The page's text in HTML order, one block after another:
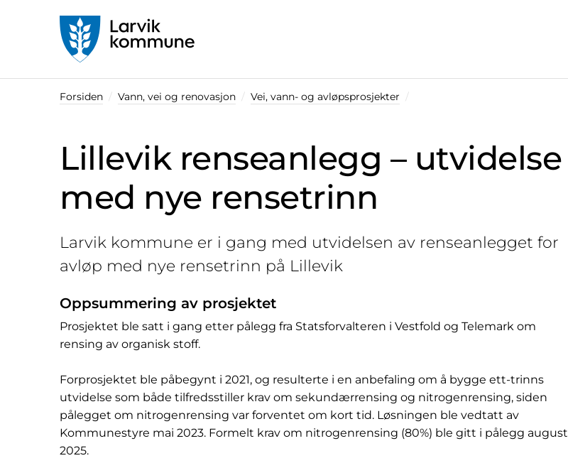
Forsiden Vann, vei og renovasjon Vei, vann- og avløpsprosjekter
Lillevik renseanlegg – utvidelse
med nye rensetrinn
Larvik kommune er i gang med utvidelsen av renseanlegget for
avløp med nye rensetrinn på Lillevik
Oppsummering av prosjektet
Prosjektet ble satt i gang etter pålegg fra Statsforvalteren i Vestfold og Telemark om
rensing av organisk stoff.
Forprosjektet ble påbegynt i 2021, og resulterte i en anbefaling om å bygge ett-trinns
utvidelse som både tilfredsstiller krav om sekundærrensing og nitrogenrensing, siden
pålegget om nitrogenrensing var forventet om kort tid. Løsningen ble vedtatt av
Kommunestyre mai 2023. Formelt krav om nitrogenrensing (80%) ble gitt i pålegg august
2025.